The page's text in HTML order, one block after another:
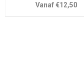
Vanaf €12,50